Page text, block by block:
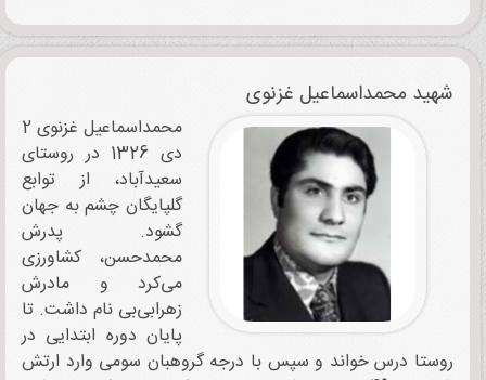
شهید محمداسماعیل غزنوی
محمداسماعیل غزنوی 2
دی 1326 در روستای
سعیدآباد، از توابع
گلپایگان چشم به جهان
گشود. پدرش
محمدحسن، کشاورزی
می‌کرد و مادرش
زهرابی‌بی نام داشت. تا
پایان دوره ابتدایی در
روستا درس ‌خواند و سپس با درجه گروهبان سومی وارد ارتش